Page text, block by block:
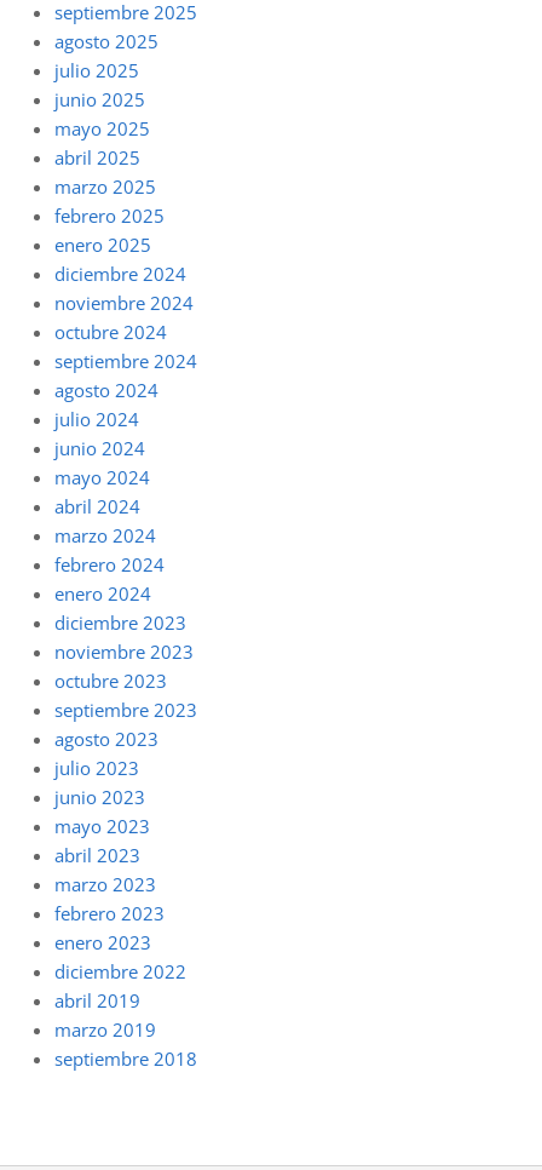
septiembre 2025
agosto 2025
julio 2025
junio 2025
mayo 2025
abril 2025
marzo 2025
febrero 2025
enero 2025
diciembre 2024
noviembre 2024
octubre 2024
septiembre 2024
agosto 2024
julio 2024
junio 2024
mayo 2024
abril 2024
marzo 2024
febrero 2024
enero 2024
diciembre 2023
noviembre 2023
octubre 2023
septiembre 2023
agosto 2023
julio 2023
junio 2023
mayo 2023
abril 2023
marzo 2023
febrero 2023
enero 2023
diciembre 2022
abril 2019
marzo 2019
septiembre 2018